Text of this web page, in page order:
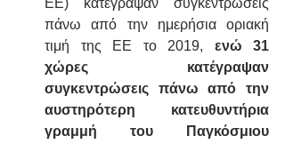
ΕΕ) κατέγραψαν συγκεντρώσεις
πάνω από την ημερήσια οριακή
τιμή της ΕΕ το 2019, ενώ 31
χώρες κατέγραψαν
συγκεντρώσεις πάνω από την
αυστηρότερη κατευθυντήρια
γραμμή του Παγκόσμιου